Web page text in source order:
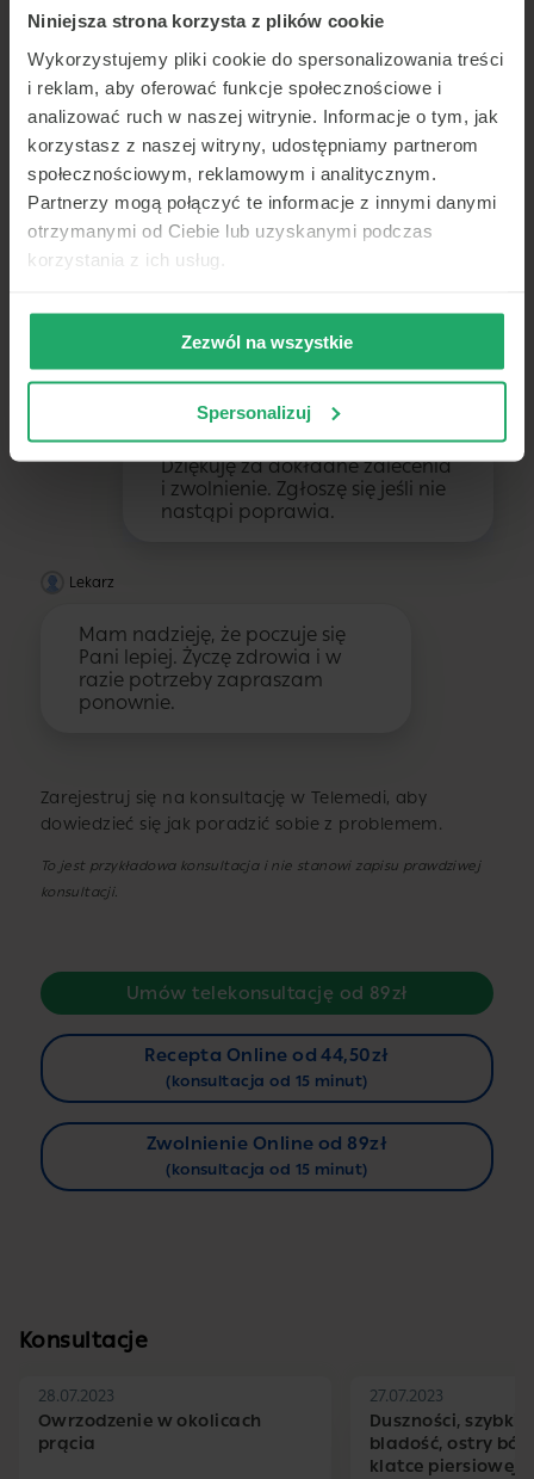
Niniejsza strona korzysta z plików cookie
Wykorzystujemy pliki cookie do spersonalizowania treści
i reklam, aby oferować funkcje społecznościowe i
analizować ruch w naszej witrynie. Informacje o tym, jak
korzystasz z naszej witryny, udostępniamy partnerom
społecznościowym, reklamowym i analitycznym.
Partnerzy mogą połączyć te informacje z innymi danymi
otrzymanymi od Ciebie lub uzyskanymi podczas
korzystania z ich usług.
Zezwól na wszystkie
Spersonalizuj
Tobie. Telemedi to szybkie,
łatwe i wygodne
konsultacje lekarskie,
zwolnienie online, recepta
online. Zaloguj się i
rozmawiaj z lekarzem z
każdego miejsca, o każdej
porze (telekonsultacje).
Porady lekarskie przez
telefon lub czat z lekarzem
to wygodna forma
możliwością otrzymania e-
zwolnienia, e-recepty.
Lekarz,
Dziękuję za dokładne zalecenia
i zwolnienie. Zgłoszę się jeśli nie
nastąpi poprawia.
Lekarz
Mam nadzieję, że poczuje się
Pani lepiej. Życzę zdrowia i w
razie potrzeby zapraszam
ponownie.
Zarejestruj się na konsultację w Telemedi, aby
dowiedzieć się jak poradzić sobie z problemem.
To jest przykładowa konsultacja i nie stanowi zapisu prawdziwej
konsultacji.
Umów telekonsultację od 89zł
Recepta Online od 44,50zł
(konsultacja od 15 minut)
Zwolnienie Online od 89zł
(konsultacja od 15 minut)
Konsultacje
28.07.2023
Owrzodzenie w okolicach
prącia
27.07.2023
Duszności,
bladość, ostry ból
klatce piersiowej,